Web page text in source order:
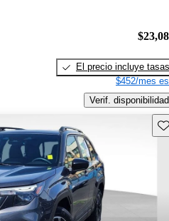
El precio incluye tasas
$452/mes
Verif. disponibilidad